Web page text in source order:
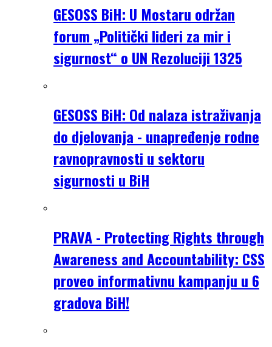
GESOSS BiH: U Mostaru održan
forum „Politički lideri za mir i
sigurnost“ o UN Rezoluciji 1325
GESOSS BiH: Od nalaza istraživanja
do djelovanja - unapređenje rodne
ravnopravnosti u sektoru
sigurnosti u BiH
PRAVA - Protecting Rights through
Awareness and Accountability: CSS
proveo informativnu kampanju u 6
gradova BiH!